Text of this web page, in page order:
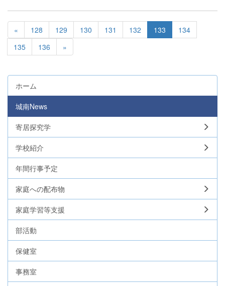
« 128 129 130 131 132 133
134
135
136 »
ホーム
城南News
寄居探究学
学校紹介
年間行事予定
家庭への配布物
家庭学習等支援
部活動
保健室
事務室